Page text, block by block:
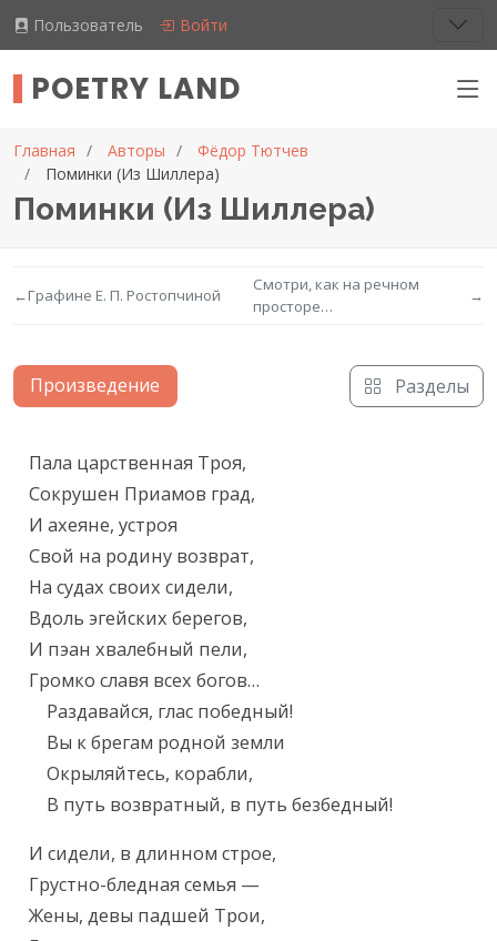
Пользователь Войти
POETRY LAND
Главная Авторы
Фёдор Тютчев
Поминки (Из Шиллера)
Поминки (Из Шиллера)
←Графине Е. П. Ростопчиной
Смотри, как на речном
просторе…
→
Произведение Разделы
Текст произведения
Пала царственная Троя,
Сокрушен Приамов град,
И ахеяне, устроя
Свой на родину возврат,
На судах своих сидели,
Вдоль эгейских берегов,
И пэан хвалебный пели,
Громко славя всех богов…
    Окрыляйтесь, корабли,
    В путь возвратный, в путь безбедный!
И сидели, в длинном строе,
Грустно-бледная семья —
Жены, девы падшей Трои,